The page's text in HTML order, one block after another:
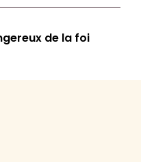
de la foi